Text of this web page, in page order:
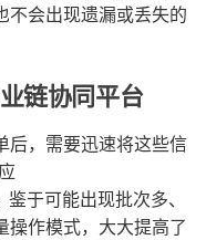
不会出现遗漏或丢失的
链协同平台
后，需要迅速将这些信
于可能出现批次多、
操作模式，大大提高了